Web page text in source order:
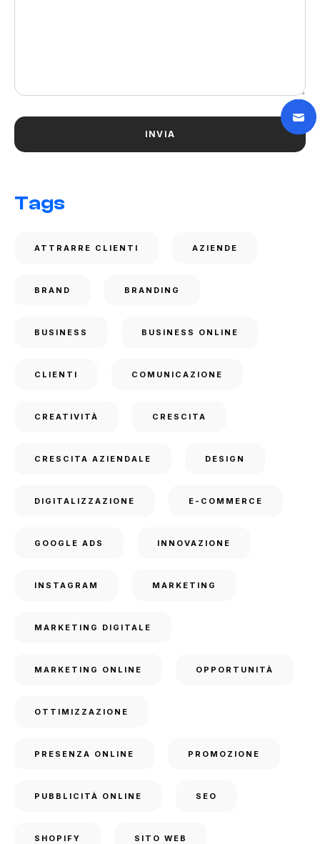
Tags
ATTRARRE CLIENTI AZIENDE
BRAND BRANDING
BUSINESS BUSINESS ONLINE
CLIENTI COMUNICAZIONE
CREATIVITÀ CRESCITA
CRESCITA AZIENDALE DESIGN
DIGITALIZZAZIONE E-COMMERCE
GOOGLE ADS INNOVAZIONE
INSTAGRAM MARKETING
MARKETING DIGITALE
MARKETING ONLINE OPPORTUNITÀ
OTTIMIZZAZIONE
PRESENZA ONLINE PROMOZIONE
PUBBLICITÀ ONLINE SEO
SHOPIFY SITO WEB